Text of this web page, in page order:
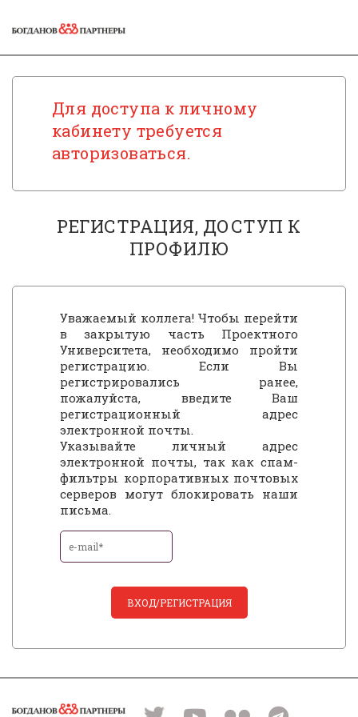
Для доступа к личному
кабинету требуется
авторизоваться.
РЕГИСТРАЦИЯ, ДОСТУП К
ПРОФИЛЮ
Уважаемый коллега! Чтобы перейти
в закрытую часть Проектного
Университета, необходимо пройти
регистрацию. Если Вы
регистрировались ранее,
пожалуйста, введите Ваш
регистрационный адрес
электронной почты.
Указывайте личный адрес
электронной почты, так как спам-
фильтры корпоративных почтовых
серверов могут блокировать наши
письма.
ВХОД/РЕГИСТРАЦИЯ